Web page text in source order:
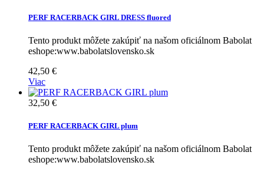
PERF RACERBACK GIRL DRESS fluored
Tento produkt môžete zakúpiť na našom oficiálnom Babolat
eshope:www.babolatslovensko.sk
42,50 €
Viac
32,50 €
PERF RACERBACK GIRL plum
Tento produkt môžete zakúpiť na našom oficiálnom Babolat
eshope:www.babolatslovensko.sk